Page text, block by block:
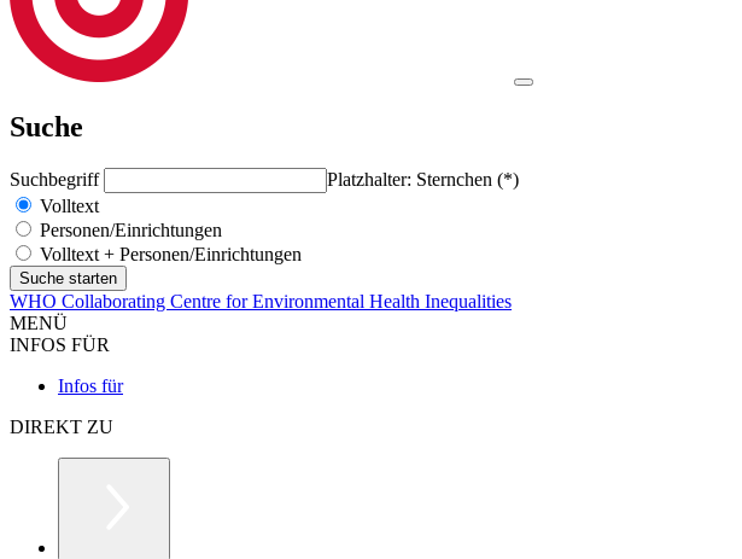
Suche
Suchbegriff
Platzhalter: Sternchen (*)
Volltext
Personen/Einrichtungen
Volltext + Personen/Einrichtungen
WHO Collaborating Centre for Environmental Health Inequalities
MENÜ
INFOS FÜR
Infos für
DIREKT ZU